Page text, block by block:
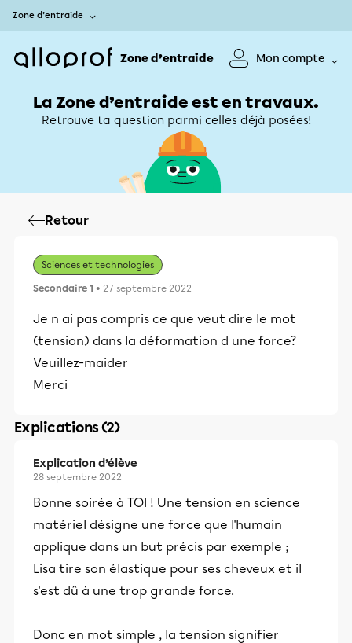
Zone d’entraide
Zone d’entraide Mon compte
La Zone d’entraide est en travaux.
Retrouve ta question parmi celles déjà posées!
Retour
Sciences et technologies
Secondaire 1 • 27 septembre 2022
Je n ai pas compris ce que veut dire le mot
(tension) dans la déformation d une force?
Veuillez-maider
Merci
Explications (2)
Explication d’élève
28 septembre 2022
Bonne soirée à TOI ! Une tension en science
matériel désigne une force que l'humain
applique dans un but précis par exemple ;
Lisa tire son élastique pour ses cheveux et il
s'est dû à une trop grande force.
Donc en mot simple , la tension signifier